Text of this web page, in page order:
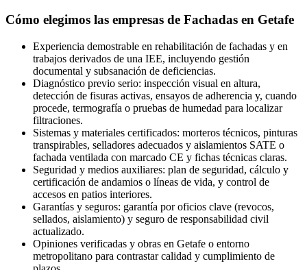
Cómo elegimos las empresas de Fachadas en Getafe
Experiencia demostrable en rehabilitación de fachadas y en
trabajos derivados de una IEE, incluyendo gestión
documental y subsanación de deficiencias.
Diagnóstico previo serio: inspección visual en altura,
detección de fisuras activas, ensayos de adherencia y, cuando
procede, termografía o pruebas de humedad para localizar
filtraciones.
Sistemas y materiales certificados: morteros técnicos, pinturas
transpirables, selladores adecuados y aislamientos SATE o
fachada ventilada con marcado CE y fichas técnicas claras.
Seguridad y medios auxiliares: plan de seguridad, cálculo y
certificación de andamios o líneas de vida, y control de
accesos en patios interiores.
Garantías y seguros: garantía por oficios clave (revocos,
sellados, aislamiento) y seguro de responsabilidad civil
actualizado.
Opiniones verificadas y obras en Getafe o entorno
metropolitano para contrastar calidad y cumplimiento de